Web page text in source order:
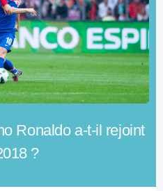
Ronaldo a-t-il rejoint
?